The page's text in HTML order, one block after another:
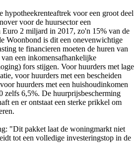
hypotheekrenteaftrek voor een groot deel
voor de huursector een
2 miljard in 2017, zo'n 15% van de
Woonbond is dit een onevenwichtige
te financieren moeten de huren van
een inkomensafhankelijke
fors stijgen. Voor huurders met lage
voor huurders met een bescheiden
huurders met een huishoudinkomen
zelfs 6,5%. De huurprijsbescherming
en er ontstaat een sterke prikkel om
"Dit pakket laat de woningmarkt niet
tot een volledige investeringstop in de